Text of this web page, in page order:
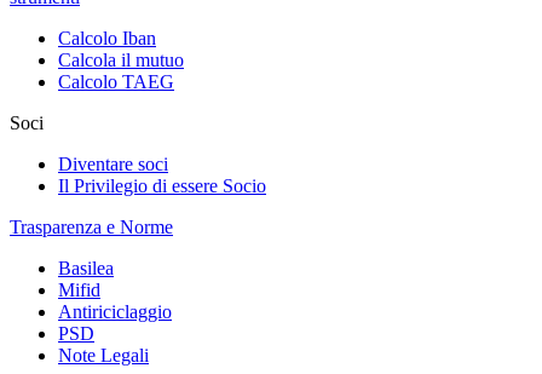
Calcolo Iban
Calcola il mutuo
Calcolo TAEG
Soci
Diventare soci
Il Privilegio di essere Socio
Trasparenza e Norme
Basilea
Mifid
Antiriciclaggio
PSD
Note Legali